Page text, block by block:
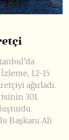
12-15
ağırladı.
301
Başkanı Ali